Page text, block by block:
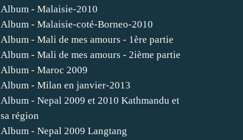
Album - Malaisie-2010
Album - Malaisie-coté-Borneo-2010
Album - Mali de mes amours - 1ère partie
Album - Mali de mes amours - 2ième partie
Album - Maroc 2009
Album - Milan en janvier-2013
Album - Nepal 2009 et 2010 Kathmandu et
sa région
Album - Nepal 2009 Langtang